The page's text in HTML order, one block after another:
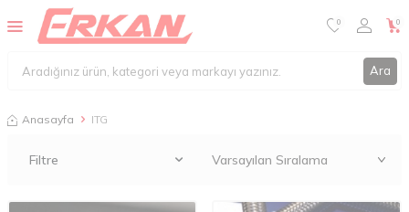
Ara
0 0
Anasayfa ITG
Filtre